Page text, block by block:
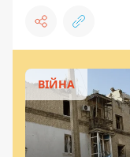
ВІЙНА